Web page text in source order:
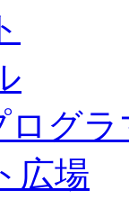
グラ
広場